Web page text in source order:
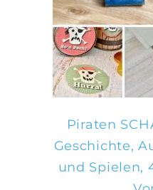
IN DEN
Piraten
Geschichte,
und Spielen,